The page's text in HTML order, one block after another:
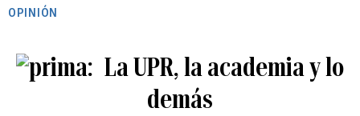
OPINIÓN
La UPR, la academia y lo
demás